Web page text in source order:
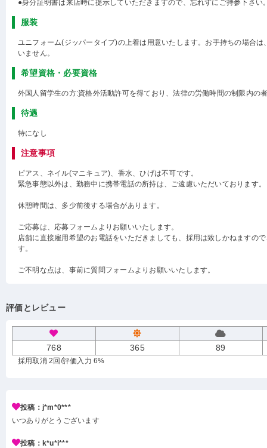
●身分証明書は来店時に提示していただきますので、忘れずにご持参下さい
服装
ユニフォーム(ジッパータイプ)の上着は用意いたします。お手持ちの場合は
いません。
希望資格・必要資格
外国人留学生の方:資格外活動許可を得ており、法律の労働時間の制限内の
待遇
特になし
注意事項
ピアス、ネイル(マニキュア)、香水、ひげは不可です。
緊急事態以外は、勤務中に携帯電話の所持は、ご遠慮いただいております。
休憩時間は、多少前後する場合があります。
ご応募は、応募フォームよりお願いいたします。
店舗に直接雇用希望のお電話をいただきましても、採用は致しかねますの
す。
ご不明な点は、事前に質問フォームよりお願いいたします。
評価とレビュー
768 365 89
採用取消 2回 /評価入力 6%
投稿：j*m*0***
いつありがとうございます
投稿：k*u*i***